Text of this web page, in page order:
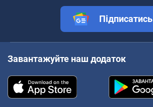
Підписатись
Завантажуйте наш додаток